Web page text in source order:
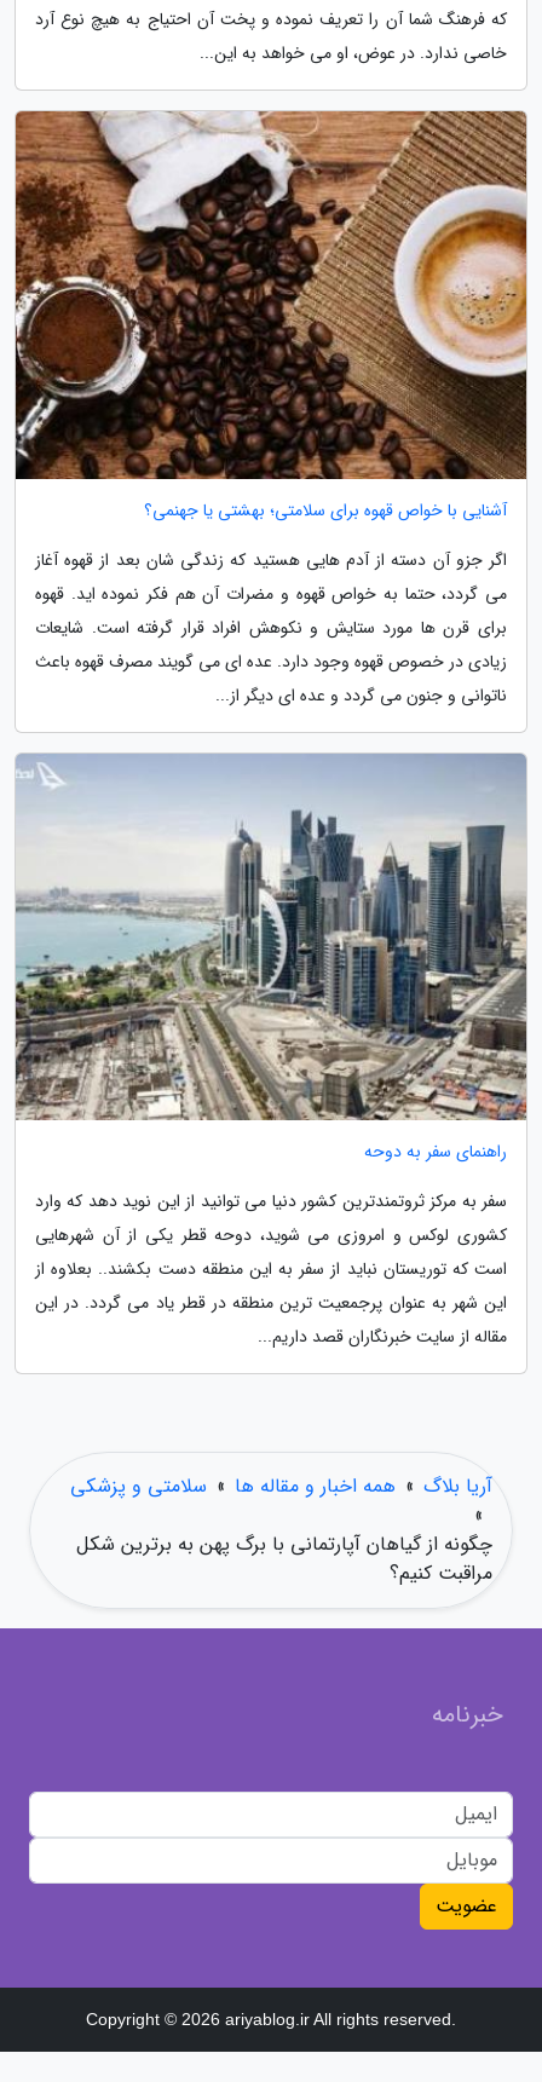
که فرهنگ شما آن را تعریف نموده و پخت آن احتیاج به هیچ نوع آرد
خاصی ندارد. در عوض، او می خواهد به این...
آشنایی با خواص قهوه برای سلامتی؛ بهشتی یا جهنمی؟
اگر جزو آن دسته از آدم هایی هستید که زندگی شان بعد از قهوه آغاز
می گردد، حتما به خواص قهوه و مضرات آن هم فکر نموده اید. قهوه
برای قرن ها مورد ستایش و نکوهش افراد قرار گرفته است. شایعات
زیادی در خصوص قهوه وجود دارد. عده ای می گویند مصرف قهوه باعث
ناتوانی و جنون می گردد و عده ای دیگر از...
راهنمای سفر به دوحه
سفر به مرکز ثروتمندترین کشور دنیا می توانید از این نوید دهد که وارد
کشوری لوکس و امروزی می شوید، دوحه قطر یکی از آن شهرهایی
است که توریستان نباید از سفر به این منطقه دست بکشند.. بعلاوه از
این شهر به عنوان پرجمعیت ترین منطقه در قطر یاد می گردد. در این
مقاله از سایت خبرنگاران قصد داریم...
آریا بلاگ » همه اخبار و مقاله ها » سلامتی و پزشکی
»
چگونه از گیاهان آپارتمانی با برگ پهن به برترین شکل
مراقبت کنیم؟
خبرنامه
عضویت
Copyright © 2026 ariyablog.ir All rights reserved.